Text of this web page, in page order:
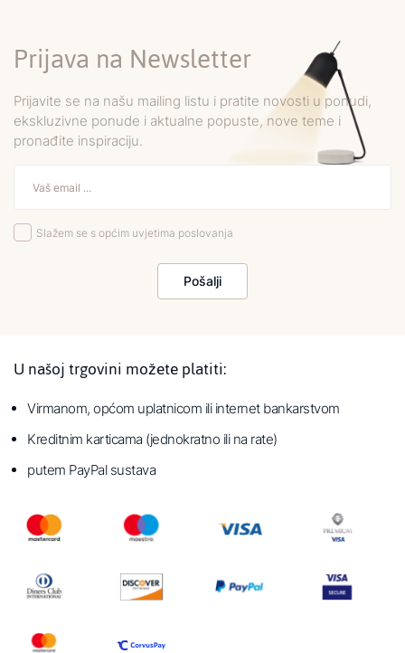
Prijava na Newsletter
Prijavite se na našu mailing listu i pratite novosti u ponudi,
ekskluzivne ponude i aktualne popuste, nove teme i
pronađite inspiraciju.
Slažem se s općim uvjetima poslovanja
Pošalji
U našoj trgovini možete platiti:
Virmanom, općom uplatnicom ili internet bankarstvom
Kreditnim karticama (jednokratno ili na rate)
putem PayPal sustava